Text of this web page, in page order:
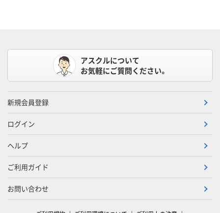
アスクルについて
お気軽にご質問ください。
新規会員登録
ログイン
ヘルプ
ご利用ガイド
お問い合わせ